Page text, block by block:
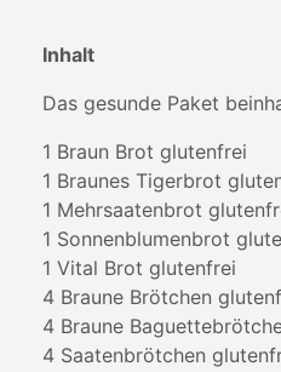
Inhalt
Das gesunde Paket
1 Braun Brot glutenfrei
1 Braunes Tigerbrot
1 Mehrsaatenbrot
1 Sonnenblumenbrot
1 Vital Brot glutenfrei
4 Braune Brötchen
4 Braune
4 Saatenbrötchen